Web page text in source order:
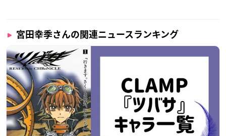
調査期間：2025年9月25日（木）～9月30日（火）
宮田幸季さんの関連ニュースランキング